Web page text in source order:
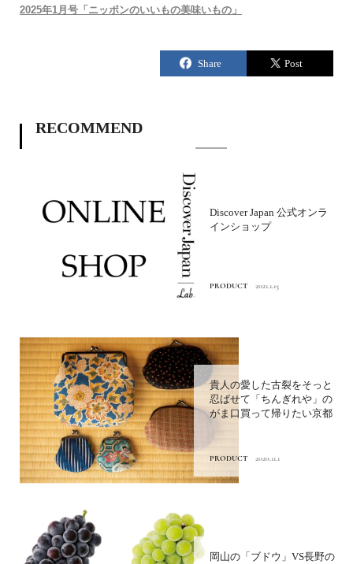
2025年1月号「ニッポンのいいもの美味いもの」
RECOMMEND
Discover Japan 公式オンラ
インショップ
PRODUCT 2021.1.15
貴人の愛した古裂をそっと
忍ばせて「ちんぎれや」の
がま口買って帰りたい京都
PRODUCT 2020.11.1
岡山の「ブドウ」VS長野の